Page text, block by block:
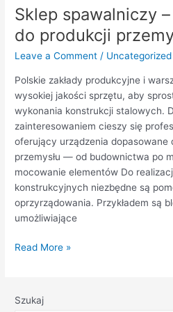
Sklep spawalniczy
do produkcji
Leave a Comment / Uncategorized
Polskie zakłady produkcyjne i
wysokiej jakości sprzętu, aby
wykonania konstrukcji stalowych.
zainteresowaniem cieszy się
oferujący urządzenia dopasowane
przemysłu — od budownictwa po
mocowanie elementów Do
konstrukcyjnych niezbędne są
oprzyrządowania. Przykładem są
umożliwiające
Read More »
Szukaj